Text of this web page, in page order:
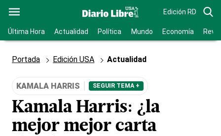
Edición RD
Última Hora Actualidad Política Mundo Economía
Portada Edición USA Actualidad
KAMALA HARRIS SEGUIR TEMA +
Kamala Harris: ¿la
mejor mejor carta